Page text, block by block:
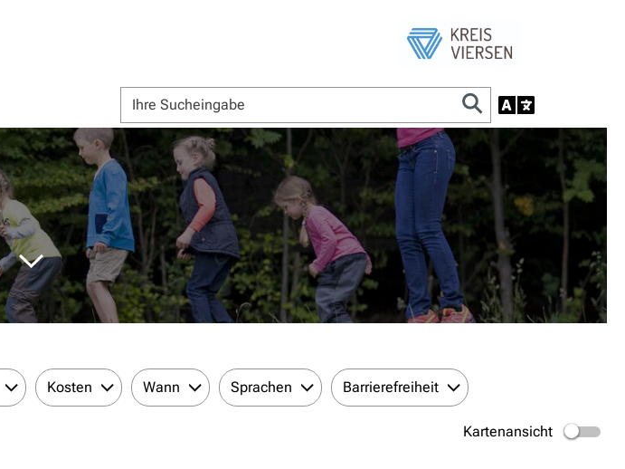
Kosten Wann Sprachen Barrierefreiheit
Kartenansicht